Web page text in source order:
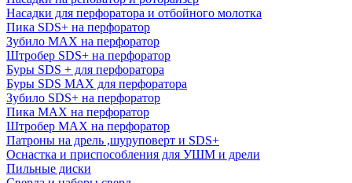
Насадки для перфоратора и отбойного молотка
Пика SDS+ на перфоратор
Зубило MAX на перфоратор
Штробер SDS+ на перфоратор
Буры SDS + для перфоратора
Буры SDS MAX для перфоратора
Зубило SDS+ на перфоратор
Пика MAX на перфоратор
Штробер MAX на перфоратор
Патроны на дрель ,шуруповерт и SDS+
Оснастка и приспособления для УШМ и дрели
Пильные диски